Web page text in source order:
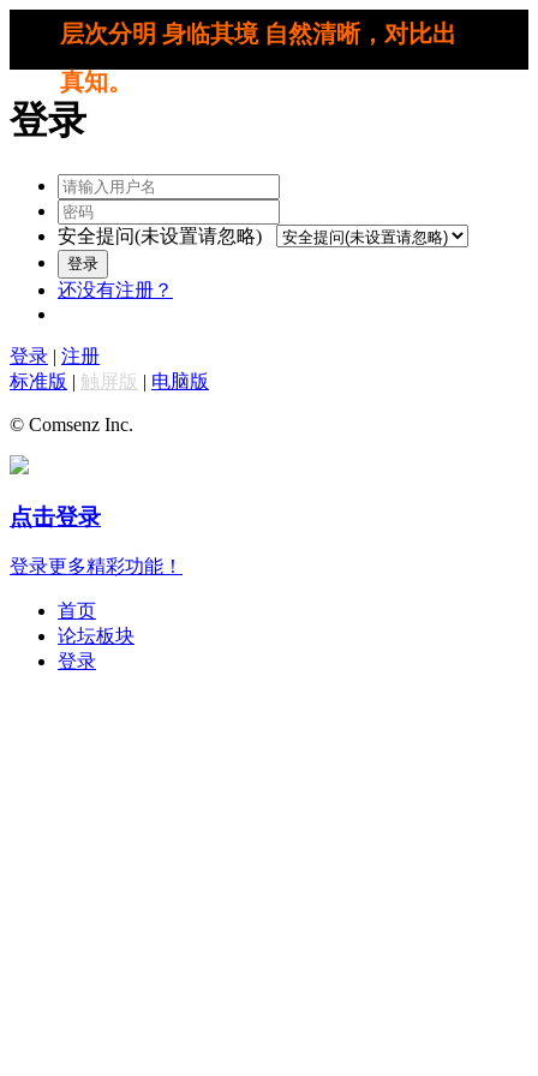
层次分明 身临其境 自然清晰，对比出
真知。
登录
安全提问(未设置请忽略)
登录
还没有注册？
登录 | 注册
标准版 | 触屏版 | 电脑版
© Comsenz Inc.
点击登录
登录更多精彩功能！
首页
论坛板块
登录